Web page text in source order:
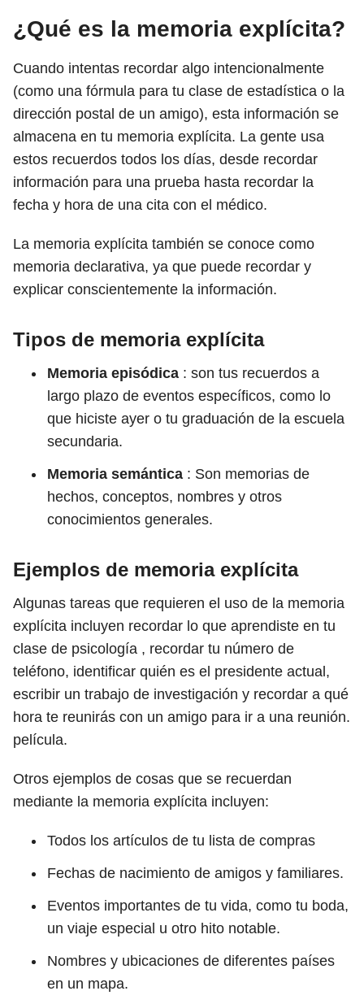
¿Qué es la memoria explícita?
Cuando intentas recordar algo intencionalmente
(como una fórmula para tu clase de estadística o la
dirección postal de un amigo), esta información se
almacena en tu memoria explícita. La gente usa
estos recuerdos todos los días, desde recordar
información para una prueba hasta recordar la
fecha y hora de una cita con el médico.
La memoria explícita también se conoce como
memoria declarativa, ya que puede recordar y
explicar conscientemente la información.
Tipos de memoria explícita
Memoria episódica : son tus recuerdos a
largo plazo de eventos específicos, como lo
que hiciste ayer o tu graduación de la escuela
secundaria.
Memoria semántica : Son memorias de
hechos, conceptos, nombres y otros
conocimientos generales.
Ejemplos de memoria explícita
Algunas tareas que requieren el uso de la memoria
explícita incluyen recordar lo que aprendiste en tu
clase de psicología , recordar tu número de
teléfono, identificar quién es el presidente actual,
escribir un trabajo de investigación y recordar a qué
hora te reunirás con un amigo para ir a una reunión.
película.
Otros ejemplos de cosas que se recuerdan
mediante la memoria explícita incluyen:
Todos los artículos de tu lista de compras
Fechas de nacimiento de amigos y familiares.
Eventos importantes de tu vida, como tu boda,
un viaje especial u otro hito notable.
Nombres y ubicaciones de diferentes países
en un mapa.